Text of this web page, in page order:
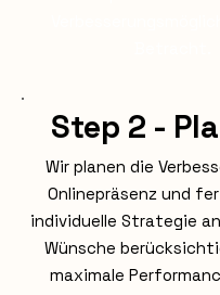
Step 2 -
Wir planen die
Onlinepräsenz und
individuelle Strategie
Wünsche
maximale